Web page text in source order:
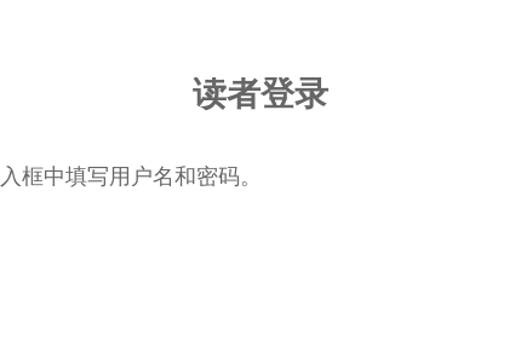
下载排名
读者登录
框中填写用户名和密码。